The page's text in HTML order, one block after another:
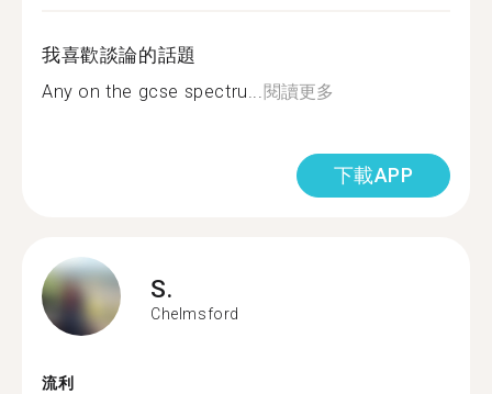
我喜歡談論的話題
Any on the gcse spectru...閱讀更多
下載APP
S.
Chelmsford
流利